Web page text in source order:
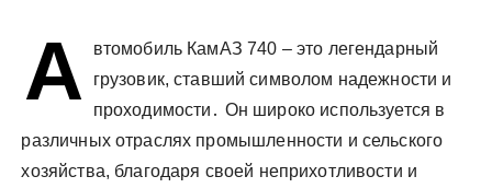
А
втомобиль КамАЗ 740 – это легендарный
грузовик, ставший символом надежности и
проходимости․ Он широко используется в
различных отраслях промышленности и сельского
хозяйства, благодаря своей неприхотливости и